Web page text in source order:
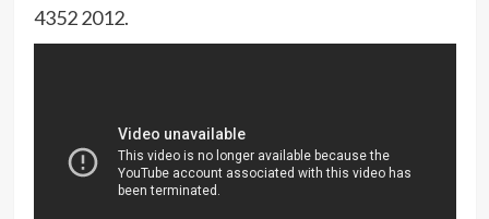
4352 2012.